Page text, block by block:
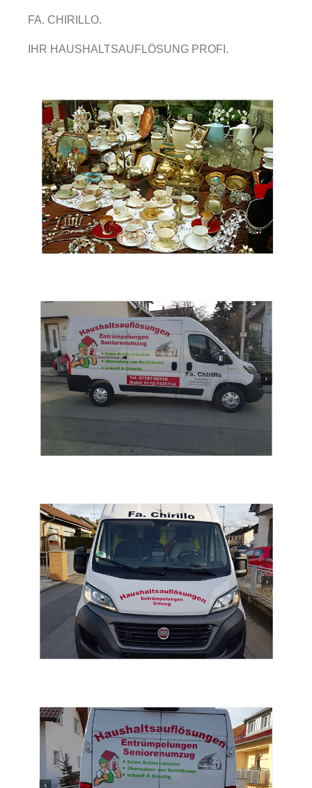
FA. CHIRILLO.
IHR HAUSHALTSAUFLÖSUNG PROFI.